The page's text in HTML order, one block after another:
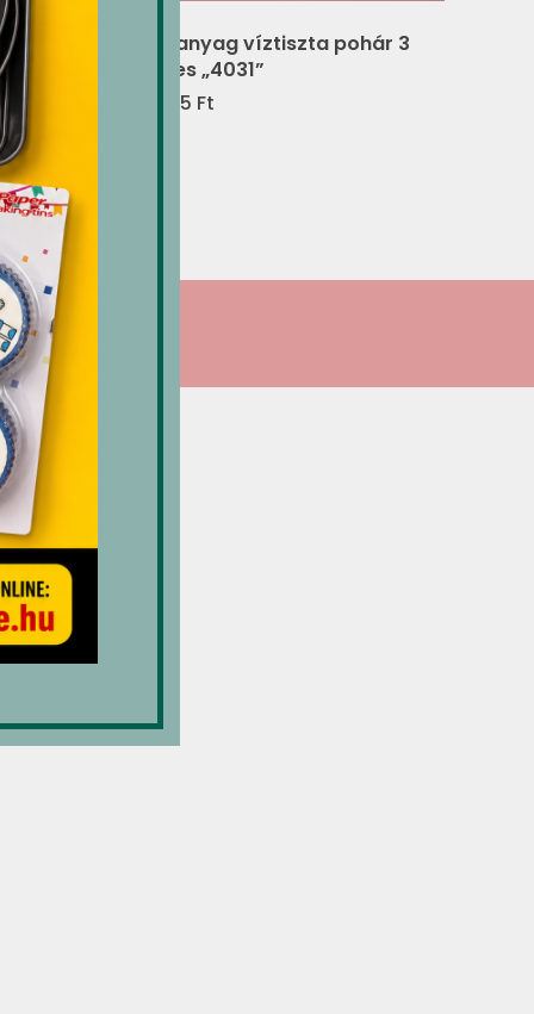
Műanyag víztiszta pohár 3
dl-es „4031”
1,835 Ft